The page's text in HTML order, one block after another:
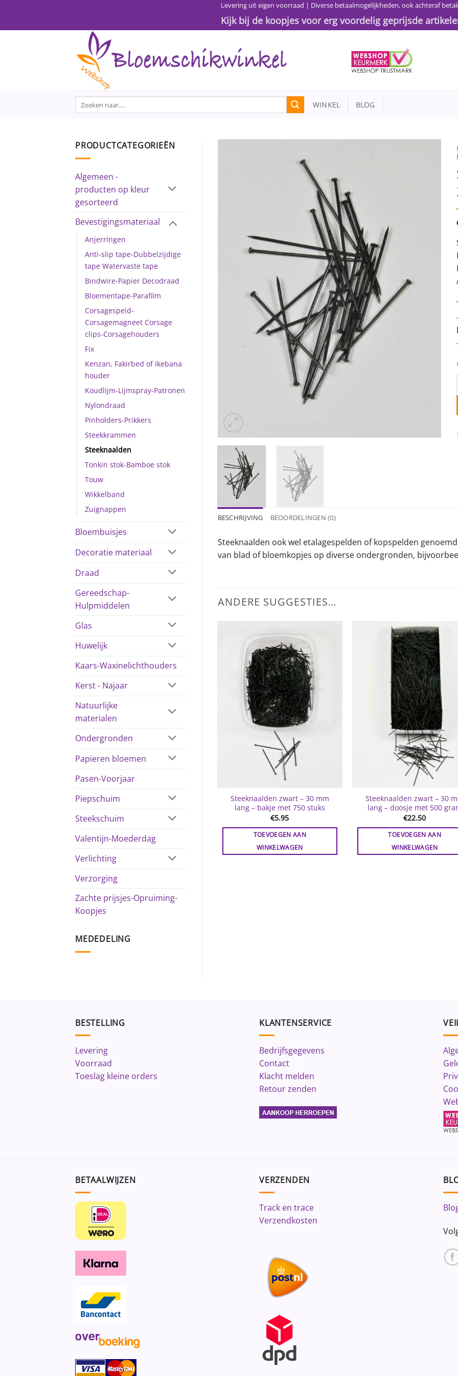
inhoud
Levering uit eigen voorraad | Diverse betaalmogelijkheden, ook achteraf
Kijk bij de koopjes voor erg voordelig geprijsde
Zoeken
naar:
WINKEL BLOG
PRODUCTCATEGORIEËN
Algemeen -
producten op kleur
gesorteerd
Bevestigingsmateriaal
Anjerringen
Anti-slip tape-Dubbelzijdige
tape Watervaste tape
Bindwire-Papier Decodraad
Bloementape-Parafilm
Corsagespeld-
Corsagemagneet Corsage
clips-Corsagehouders
Fix
Kenzan, Fakirbed of Ikebana
houder
Koudlijm-Lijmspray-Patronen
Nylondraad
Pinholders-Prikkers
Steekkrammen
Steeknaalden
Tonkin stok-Bamboe stok
Touw
Wikkelband
Zuignappen
Bloembuisjes
Decoratie materiaal
Draad
Gereedschap-
Hulpmiddelen
Glas
Huwelijk
Kaars-Waxinelichthouders
Kerst - Najaar
Natuurlijke
materialen
Ondergronden
Papieren bloemen
Pasen-Voorjaar
Piepschuim
Steekschuim
Valentijn-Moederdag
Verlichting
Verzorging
Zachte prijsjes-Opruiming-
Koopjes
MEDEDELING
BESCHRIJVING BEOORDELINGEN (0)
Steeknaalden ook wel etalagespelden of kopspelden
van blad of bloemkopjes op diverse ondergronden,
ANDERE SUGGESTIES…
Toevoegen
wenslijst
Steeknaalden zwart – 30 mm
lang – bakje met 750 stuks
€5.95
TOEVOEGEN AAN
WINKELWAGEN
Steeknaalden zwart – 30
lang – doosje met 500
€22.50
TOEVOEGEN AAN
WINKELWAGEN
BESTELLING
Levering
Voorraad
Toeslag kleine orders
KLANTENSERVICE
Bedrijfsgegevens
Contact
Klacht melden
Retour zenden
BETAALWIJZEN VERZENDEN
Track en trace
Verzendkosten